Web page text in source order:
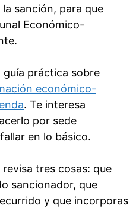
sanción, para que
Económico-
guía práctica sobre
económico-
. Te interesa
por sede
en lo básico.
tres cosas: que
sancionador, que
y que incorporas